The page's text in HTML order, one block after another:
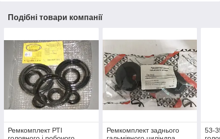
Подібні товари компанії
Ремкомплект РТІ
Ремкомплект заднього
53-